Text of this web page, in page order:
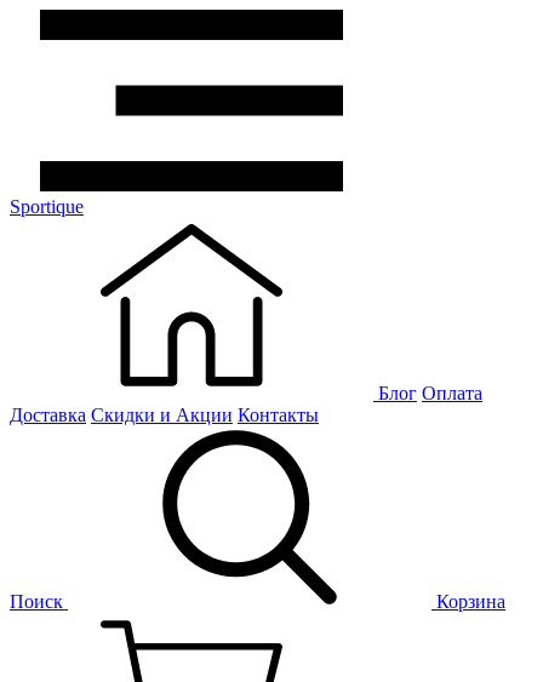
Sportique
Блог Оплата
Доставка Скидки и Акции Контакты
Поиск Корзина